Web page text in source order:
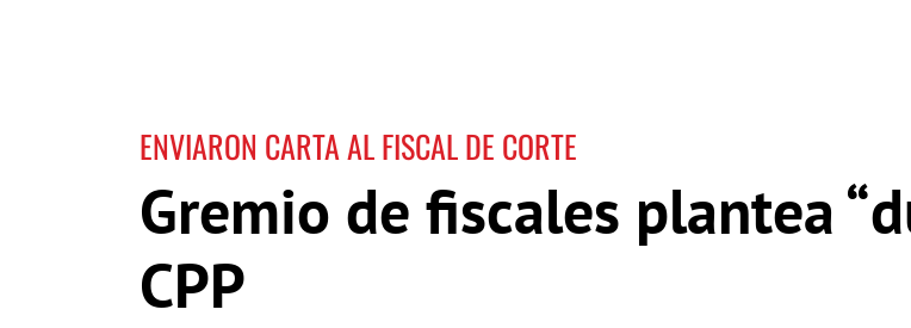
ENVIARON CARTA AL FISCAL DE CORTE
Gremio de fiscales plantea
CPP